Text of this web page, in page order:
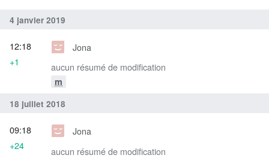
4 janvier 2019
Jona
aucun résumé de modification
m
12:18
+1
18 juillet 2018
Jona
aucun résumé de modification
09:18
+24